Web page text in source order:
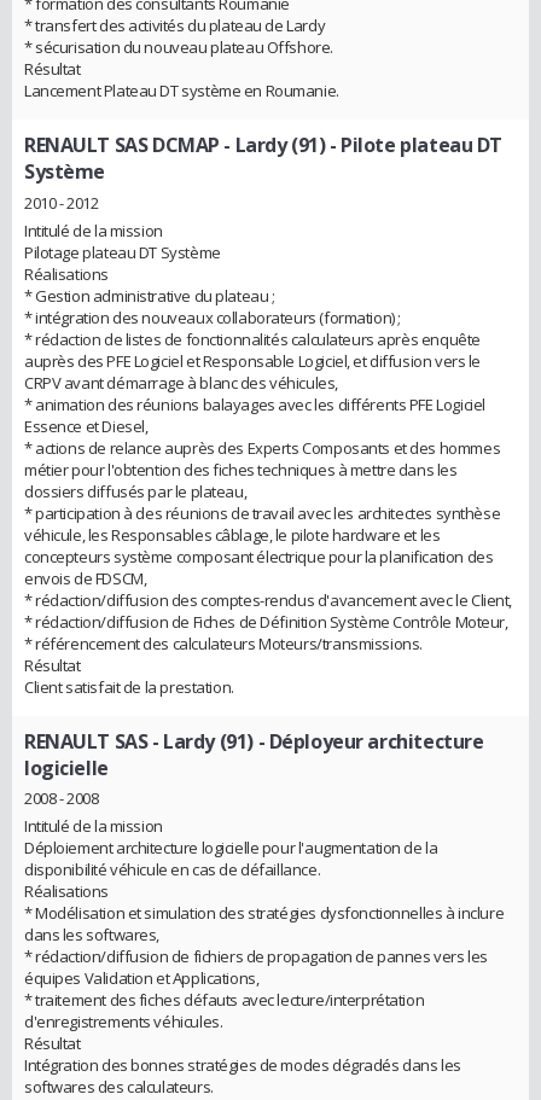
* transfert des activités du plateau de Lardy
* sécurisation du nouveau plateau Offshore.
Résultat
Lancement Plateau DT système en Roumanie.
RENAULT SAS DCMAP - Lardy (91)- Pilote plateau DT
Système
2010 - 2012
Intitulé de la mission
Pilotage plateau DT Système
Réalisations
* Gestion administrative du plateau ;
* intégration des nouveaux collaborateurs (formation) ;
* rédaction de listes de fonctionnalités calculateurs après enquête
auprès des PFE Logiciel et Responsable Logiciel, et diffusion vers le
CRPV avant démarrage à blanc des véhicules,
* animation des réunions balayages avec les différents PFE Logiciel
Essence et Diesel,
* actions de relance auprès des Experts Composants et des hommes
métier pour l'obtention des fiches techniques à mettre dans les
dossiers diffusés par le plateau,
* participation à des réunions de travail avec les architectes synthèse
véhicule, les Responsables câblage, le pilote hardware et les
concepteurs système composant électrique pour la planification des
envois de FDSCM,
* rédaction/diffusion des comptes-rendus d'avancement avec le Client,
* rédaction/diffusion de Fiches de Définition Système Contrôle Moteur,
* référencement des calculateurs Moteurs/transmissions.
Résultat
Client satisfait de la prestation.
RENAULT SAS - Lardy (91)- Déployeur architecture
logicielle
2008 - 2008
Intitulé de la mission
Déploiement architecture logicielle pour l'augmentation de la
disponibilité véhicule en cas de défaillance.
Réalisations
* Modélisation et simulation des stratégies dysfonctionnelles à inclure
dans les softwares,
* rédaction/diffusion de fichiers de propagation de pannes vers les
équipes Validation et Applications,
* traitement des fiches défauts avec lecture/interprétation
d'enregistrements véhicules.
Résultat
Intégration des bonnes stratégies de modes dégradés dans les
softwares des calculateurs.